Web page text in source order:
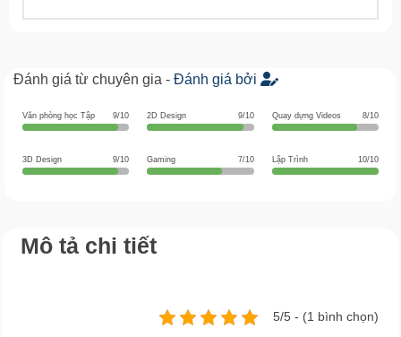
Đánh giá từ chuyên gia - Đánh giá bởi
Văn phòng học Tập 9/10 2D Design 9/10 Quay dựng Videos 8/10
3D Design 9/10 Gaming 7/10 Lập Trình 10/10
Mô tả chi tiết
5/5 - (1 bình chọn)